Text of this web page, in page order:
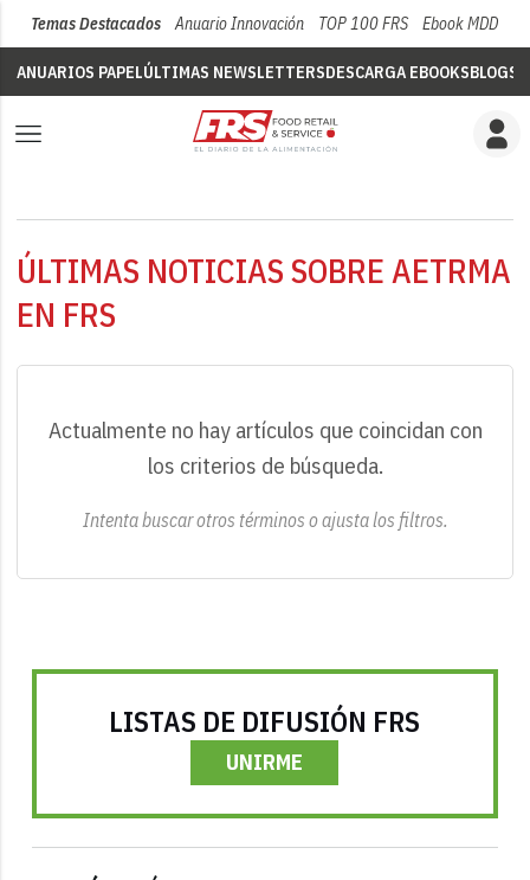
Temas Destacados Anuario Innovación TOP 100 FRS Ebook MDD
ANUARIOS PAPELÚLTIMAS NEWSLETTERSDESCARGA EBOOKSBLOGS
ÚLTIMAS NOTICIAS SOBRE AETRMA
EN FRS
Actualmente no hay artículos que coincidan con
los criterios de búsqueda.
Intenta buscar otros términos o ajusta los filtros.
LISTAS DE DIFUSIÓN FRS
UNIRME